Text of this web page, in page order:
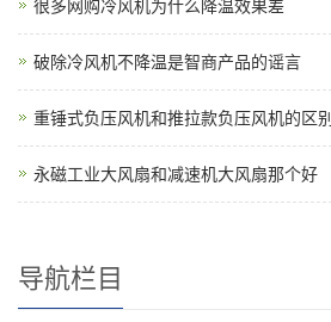
很多网购冷风机为什么降温效果差
破除冷风机不降温是智商产品的谣言
重锤式负压风机和推拉款负压风机的区别
永磁工业大风扇和减速机大风扇那个好
导航栏目